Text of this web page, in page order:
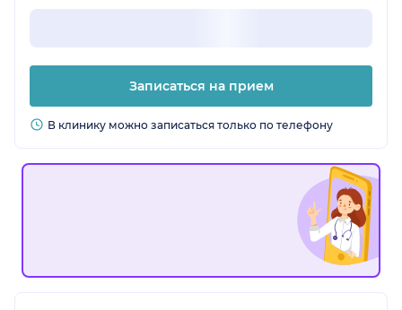
Записаться на прием
В клинику можно записаться только по телефону